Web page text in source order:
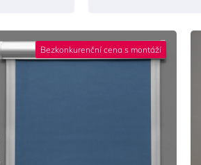
Bezkonkurenční cena s montáží